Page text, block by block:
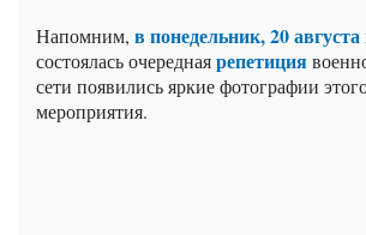
Напомним, в понедельник, 20
состоялась очереднаярепетиция
сети появились яркие фотографии
мероприятия.